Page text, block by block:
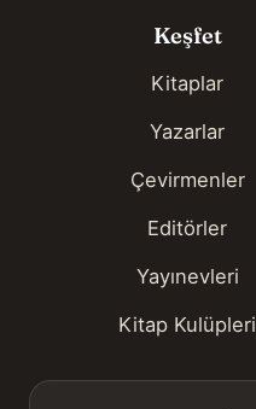
Keşfet
Kitaplar
Yazarlar
Çevirmenler
Editörler
Yayınevleri
Kitap Kulüpleri